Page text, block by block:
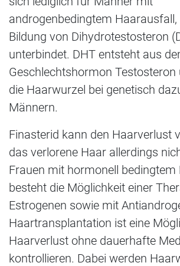
androgenbedingtem Haarausfall,
Bildung von Dihydrotestosteron
unterbindet. DHT entsteht aus
Geschlechtshormon Testosteron
die Haarwurzel bei genetisch
Männern.
Finasterid kann den Haarverlust
das verlorene Haar allerdings
Frauen mit hormonell bedingtem
besteht die Möglichkeit einer
Estrogenen sowie mit
Haartransplantation ist eine
Haarverlust ohne dauerhafte
kontrollieren. Dabei werden